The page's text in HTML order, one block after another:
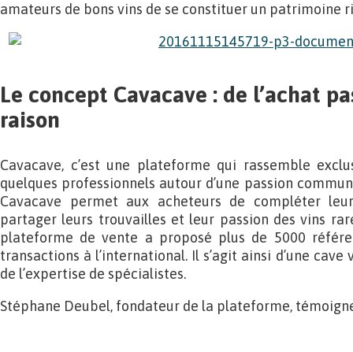
amateurs de bons vins de se constituer un patrimoine
Le concept Cavacave : de l’achat
raison
Cavacave, c’est une plateforme qui rassemble
quelques professionnels autour d’une passion
Cavacave permet aux acheteurs de compléter
partager leurs trouvailles et leur passion des vins
plateforme de vente a proposé plus de 5000
transactions à l’international. Il s’agit ainsi d’une
de l’expertise de spécialistes.
Stéphane Deubel, fondateur de la plateforme,